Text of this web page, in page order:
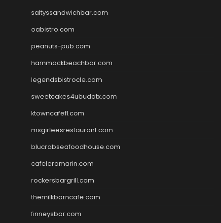
saltyssandwichbar.com
oabistro.com
peanuts-pub.com
hammockbeachbar.com
legendsbistrocle.com
sweetcakes4ubudatx.com
ktowncafefl.com
msgirleesrestaurant.com
blucrabseafoodhouse.com
cafeleromarin.com
rockersbargrill.com
themilkbarncafe.com
finneysbar.com